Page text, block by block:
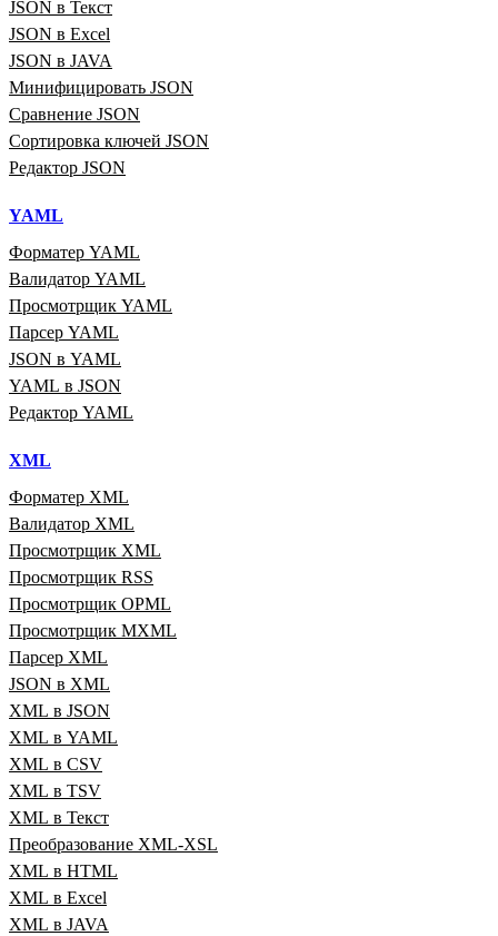
JSON в Текст
JSON в Excel
JSON в JAVA
Минифицировать JSON
Сравнение JSON
Сортировка ключей JSON
Редактор JSON
YAML
Форматер YAML
Валидатор YAML
Просмотрщик YAML
Парсер YAML
JSON в YAML
YAML в JSON
Редактор YAML
XML
Форматер XML
Валидатор XML
Просмотрщик XML
Просмотрщик RSS
Просмотрщик OPML
Просмотрщик MXML
Парсер XML
JSON в XML
XML в JSON
XML в YAML
XML в CSV
XML в TSV
XML в Текст
Преобразование XML‑XSL
XML в HTML
XML в Excel
XML в JAVA